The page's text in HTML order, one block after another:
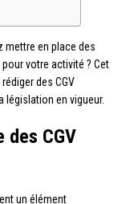
mettre en place des
votre activité ? Cet
des CGV
législation en vigueur.
des CGV
un élément